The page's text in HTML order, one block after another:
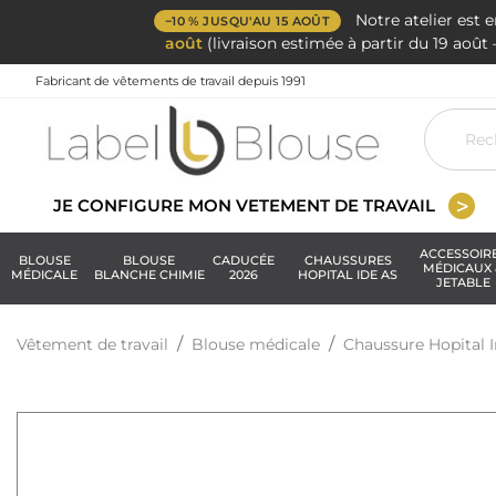
−10 % JUSQU'AU 15 AOÛT
Notre atelier est
août (livraison estimée à partir du 19
Fabricant de vêtements de travail depuis 1991
JE CONFIGURE MON VETEMENT DE TRAVAIL
BLOUSE
MÉDICALE
BLOUSE
BLANCHE CHIMIE
CADUCÉE
2026
CHAUSSURES
HOPITAL IDE AS
MÉDICAUX
JETABLE
Vêtement de travail Blouse médicale Chaussure Hopital